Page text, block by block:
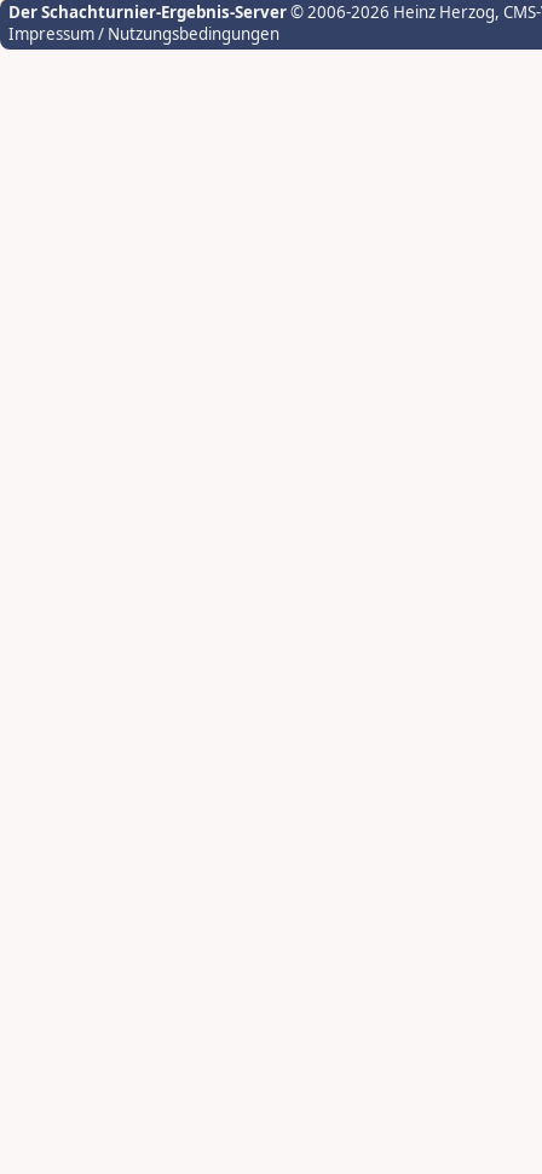
Der Schachturnier-Ergebnis-Server© 2006-2026 Heinz Herzog,
Impressum / Nutzungsbedingungen